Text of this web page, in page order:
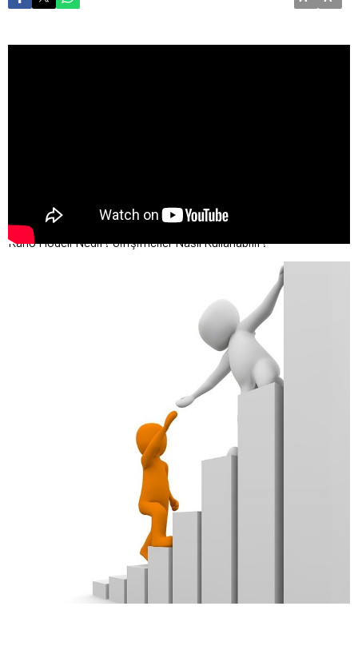
Kano Modeli Nedir? Girişimciler Nasıl Kullanabilir?